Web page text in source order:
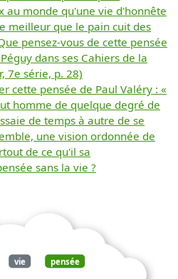
au monde qu'une vie d'honnête
meilleur que le pain cuit des
pensez-vous de cette pensée
dans ses Cahiers de la
7e série, p. 28)
cette pensée de Paul Valéry : «
homme de quelque degré de
de temps à autre de se
une vision ordonnée de
de ce qu'il sa
sans la vie ?
vie pensée